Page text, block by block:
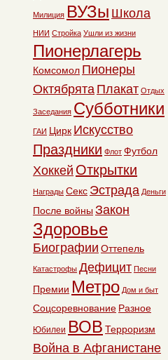
Милиция ВУЗы Школа
НИИ Стройка Ушли из жизни
Пионерлагерь
Комсомол Пионеры
Октябрята Плакат Отдых
Заседания Субботники
ГАИ Цирк Искусство
Праздники Флот Футбол
Хоккей Открытки
Награды Секс Эстрада Деньги
После войны Закон
Здоровье
Биографии Оттепель
Катастрофы Дефицит Песни
Премии Метро Дом и быт
Соцсоревнование Разное
Юбилеи ВОВ Терроризм
Война в Афганистане